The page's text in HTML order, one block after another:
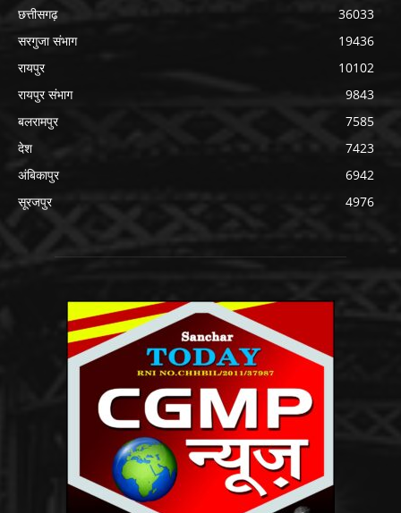
छत्तीसगढ़
36033
सरगुजा संभाग
19436
रायपुर
10102
रायपुर संभाग
9843
बलरामपुर
7585
देश
7423
अंबिकापुर
6942
सूरजपुर
4976